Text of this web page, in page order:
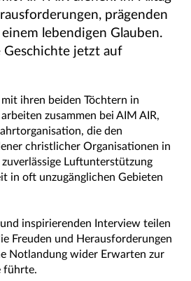
prägenden
lebendigen Glauben.
Geschichte jetzt auf
ihren beiden Töchtern in
zusammen bei AIM AIR,
die den
christlicher Organisationen in
Luftunterstützung
in oft unzugänglichen Gebieten
inspirierenden Interview teilen
Freuden und Herausforderungen
Notlandung wider Erwarten zur
führte.